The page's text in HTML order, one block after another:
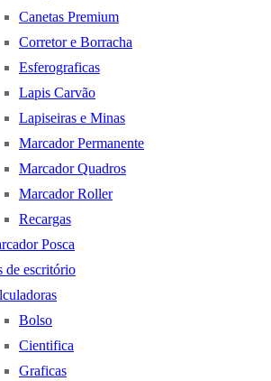
Canetas Premium
Corretor e Borracha
Esferograficas
Lapis Carvão
Lapiseiras e Minas
Marcador Permanente
Marcador Quadros
Marcador Roller
Recargas
Posca
de escritório
Bolso
Cientifica
Graficas